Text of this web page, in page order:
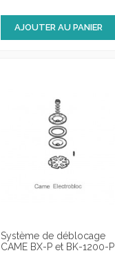
AJOUTER AU PANIER
Système de déblocage
CAME BX-P et BK-1200-P